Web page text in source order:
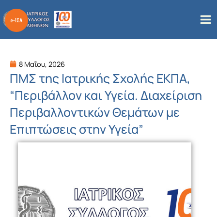
στο
περιεχόμενο
8 Μαΐου, 2026
ΠΜΣ της Ιατρικής Σχολής ΕΚΠΑ,
“Περιβάλλον και Υγεία. Διαχείριση
Περιβαλλοντικών Θεμάτων με
Επιπτώσεις στην Υγεία”